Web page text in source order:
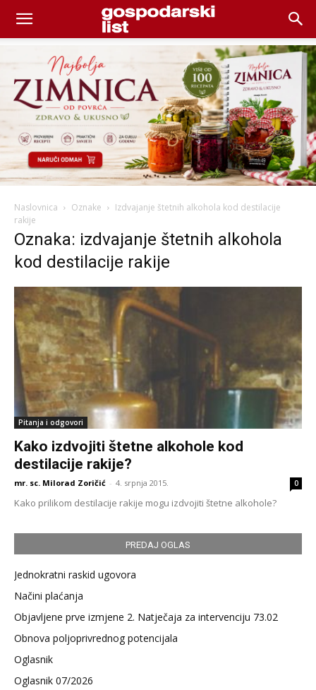
Naslovnica Oznake
Izdvajanje štetnih alkohola kod destilacije
rakije
Oznaka: izdvajanje štetnih alkohola
kod destilacije rakije
Pitanja i odgovori
Kako izdvojiti štetne alkohole kod
destilacije rakije?
mr. sc. Milorad Zoričić - 4. srpnja 2015. 0
Kako prilikom destilacije rakije mogu izdvojiti štetne alkohole?
PREDAJ OGLAS
Jednokratni raskid ugovora
Načini plaćanja
Objavljene prve izmjene 2. Natječaja za intervenciju 73.02
Obnova poljoprivrednog potencijala
Oglasnik
Oglasnik 07/2026